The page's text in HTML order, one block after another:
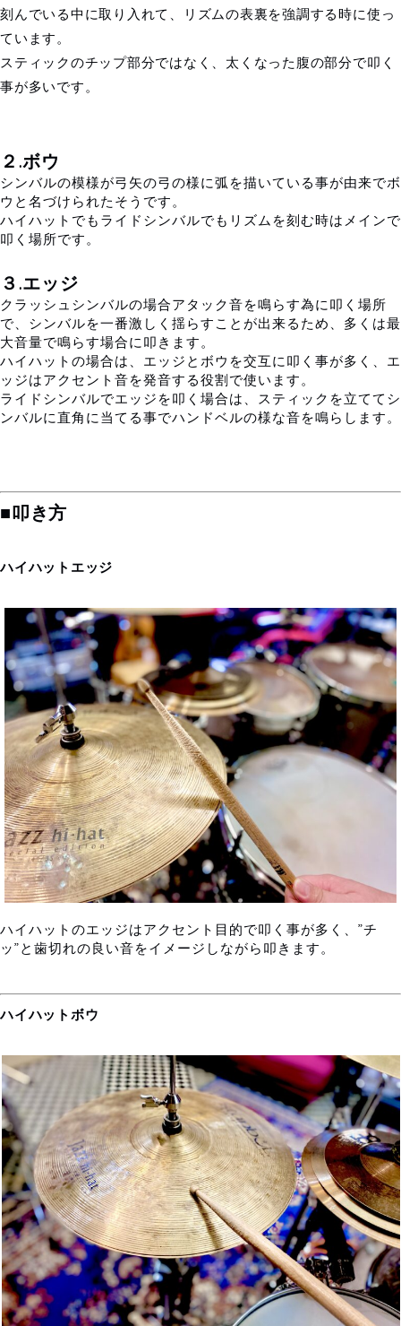
刻んでいる中に取り入れて、リズムの表裏を強調する時に使っ
ています。
スティックのチップ部分ではなく、太くなった腹の部分で叩く
事が多いです。
２.ボウ
シンバルの模様が弓矢の弓の様に弧を描いている事が由来でボ
ウと名づけられたそうです。
ハイハットでもライドシンバルでもリズムを刻む時はメインで
叩く場所です。
３.エッジ
クラッシュシンバルの場合アタック音を鳴らす為に叩く場所
で、シンバルを一番激しく揺らすことが出来るため、多くは最
大音量で鳴らす場合に叩きます。
ハイハットの場合は、エッジとボウを交互に叩く事が多く、エ
ッジはアクセント音を発音する役割で使います。
ライドシンバルでエッジを叩く場合は、スティックを立ててシ
ンバルに直角に当てる事でハンドベルの様な音を鳴らします。
■叩き方
ハイハットエッジ
ハイハットのエッジはアクセント目的で叩く事が多く、”チ
ッ”と歯切れの良い音をイメージしながら叩きます。
ハイハットボウ